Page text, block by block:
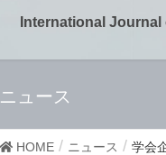
International Journal
ニュース
HOME ニュース 学会